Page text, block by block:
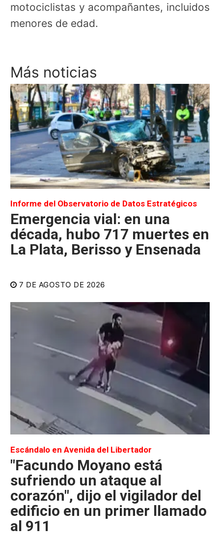
motociclistas y acompañantes, incluidos
menores de edad.
Más noticias
Informe del Observatorio de Datos Estratégicos
Emergencia vial: en una
década, hubo 717 muertes en
La Plata, Berisso y Ensenada
7 DE AGOSTO DE 2026
Escándalo en Avenida del Libertador
"Facundo Moyano está
sufriendo un ataque al
corazón", dijo el vigilador del
edificio en un primer llamado
al 911